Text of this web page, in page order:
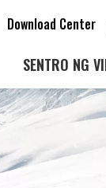
Download Center
SENTRO NG